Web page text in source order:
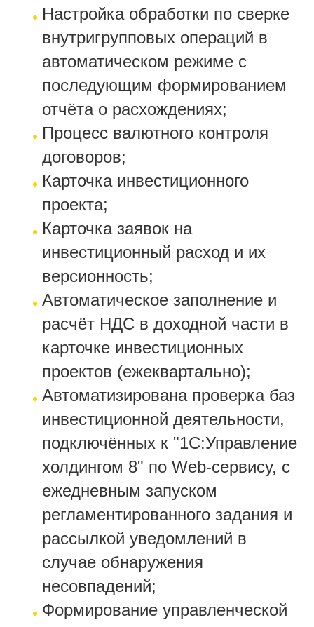
Настройка обработки по сверке
внутригрупповых операций в
автоматическом режиме с
последующим формированием
отчёта о расхождениях;
Процесс валютного контроля
договоров;
Карточка инвестиционного
проекта;
Карточка заявок на
инвестиционный расход и их
версионность;
Автоматическое заполнение и
расчёт НДС в доходной части в
карточке инвестиционных
проектов (ежеквартально);
Автоматизирована проверка баз
инвестиционной деятельности,
подключённых к "1С:Управление
холдингом 8" по Web-сервису, с
ежедневным запуском
регламентированного задания и
рассылкой уведомлений в
случае обнаружения
несовпадений;
Формирование управленческой